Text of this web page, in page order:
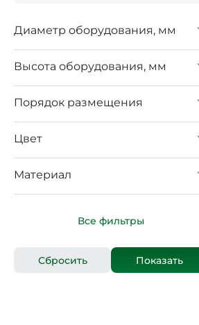
Диаметр оборудования, мм
Высота оборудования, мм
Порядок размещения
Цвет
Материал
Все фильтры